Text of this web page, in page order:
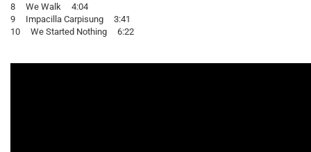
8 We Walk 4:04
9 Impacilla Carpisung 3:41
10 We Started Nothing 6:22